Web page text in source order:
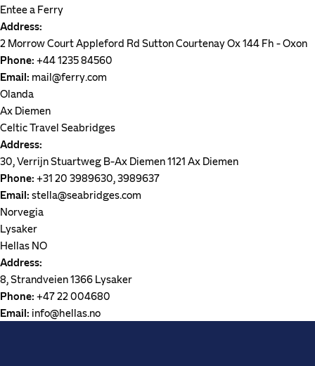
Entee a Ferry
Address:
2 Morrow Court Appleford Rd Sutton Courtenay Ox 144 Fh - Oxon
Phone: +44 1235 84560
Email: mail@ferry.com
Olanda
Ax Diemen
Celtic Travel Seabridges
Address:
30, Verrijn Stuartweg B-Ax Diemen 1121 Ax Diemen
Phone: +31 20 3989630, 3989637
Email: stella@seabridges.com
Norvegia
Lysaker
Hellas NO
Address:
8, Strandveien 1366 Lysaker
Phone: +47 22 004680
Email: info@hellas.no